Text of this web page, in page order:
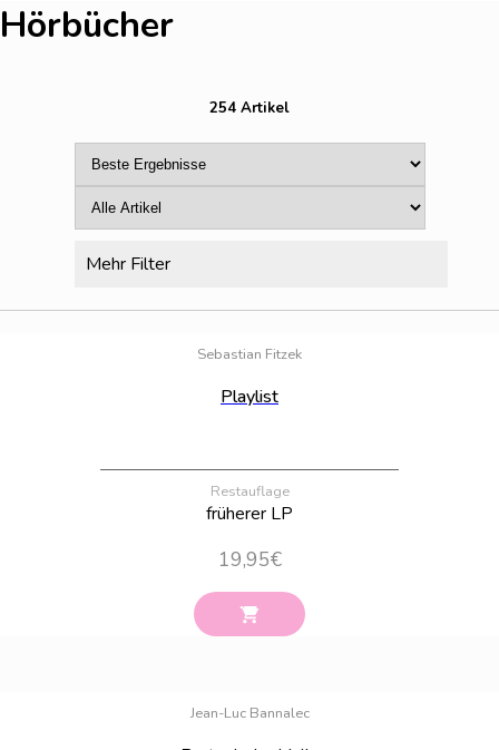
Hörbücher
254 Artikel
Mehr Filter
Sebastian Fitzek
Playlist
Restauflage
früherer LP
19,95€
Jean-Luc Bannalec